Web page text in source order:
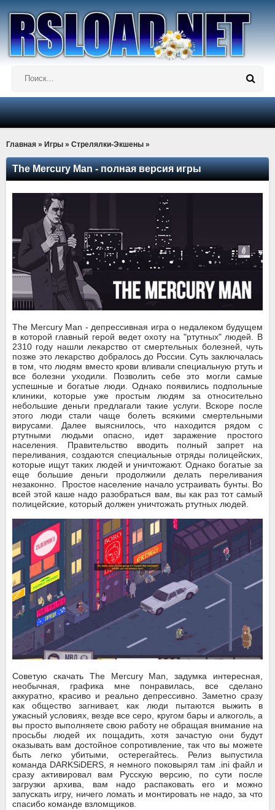
Главная » Игры » Стрелялки-Экшены »
The Mercury Man - полная версия игры
The Mercury Man - депрессивная игра о недалеком будущем
в которой главный герой ведет охоту на "ртутных" людей. В
2310 году нашли лекарство от смертельных болезней, чуть
позже это лекарство добралось до России. Суть заключалась
в том, что людям вместо крови вливали специальную ртуть и
все болезни уходили. Позволить себе это могли самые
успешные и богатые люди. Однако появились подпольные
клиники, которые уже простым людям за относительно
небольшие деньги предлагали такие услуги. Вскоре после
этого люди стали чаще болеть всякими смертельными
вирусами. Далее выяснилось, что находится рядом с
ртутными людьми опасно, идет заражение простого
населения. Правительство вводить полный запрет на
переливания, создаются специальные отряды полицейских,
которые ищут таких людей и уничтожают. Однако богатые за
еще большие деньги продолжили делать переливания
незаконно. Простое население начало устраивать бунты. Во
всей этой каше надо разобраться вам, вы как раз тот самый
полицейские, который должен уничтожать ртутных людей.
Советую скачать The Mercury Man, задумка интересная,
необычная, графика мне понравилась, все сделано
аккуратно, красиво и реально депрессивно. Заметно сразу
как общество загнивает, как люди пытаются выжить в
ужасный условиях, везде все серо, кругом бары и алкоголь, а
вы просто выполняете свою работу не обращая внимание на
просьбы людей их пощадить, хотя зачастую они будут
оказывать вам достойное сопротивление, так что вы можете
быть легко убитыми, остерегайтесь. Релиз выпустила
команда DARKSiDERS, я немного поковырял там .ini файл и
сразу активировал вам Русскую версию, по сути после
загрузки архива, вам надо распаковать его и можно
запускать игру, ничего ломать и монтировать не надо, за что
спасибо команде взломщиков.